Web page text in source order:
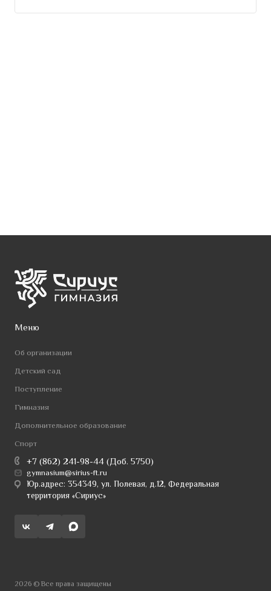
Меню
Об организации
Детский сад
Поступление
Гимназия
Дополнительное образование
Спорт
+7 (862) 241-98-44 (Доб. 5750)
gymnasium@sirius-ft.ru
Юр.адрес: 354349, ул. Полевая, д.12, Федеральная
территория «Сириус»
2026 © Все права защищены